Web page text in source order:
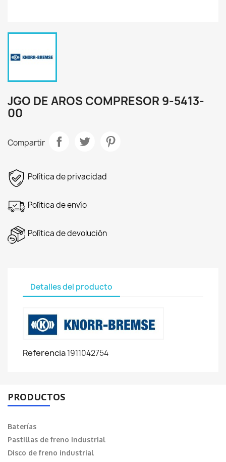
JGO DE AROS COMPRESOR 9-5413-
00
Compartir
Política de privacidad
Política de envío
Política de devolución
Detalles del producto
Referencia1911042754
PRODUCTOS
Baterías
Pastillas de freno industrial
Disco de freno industrial